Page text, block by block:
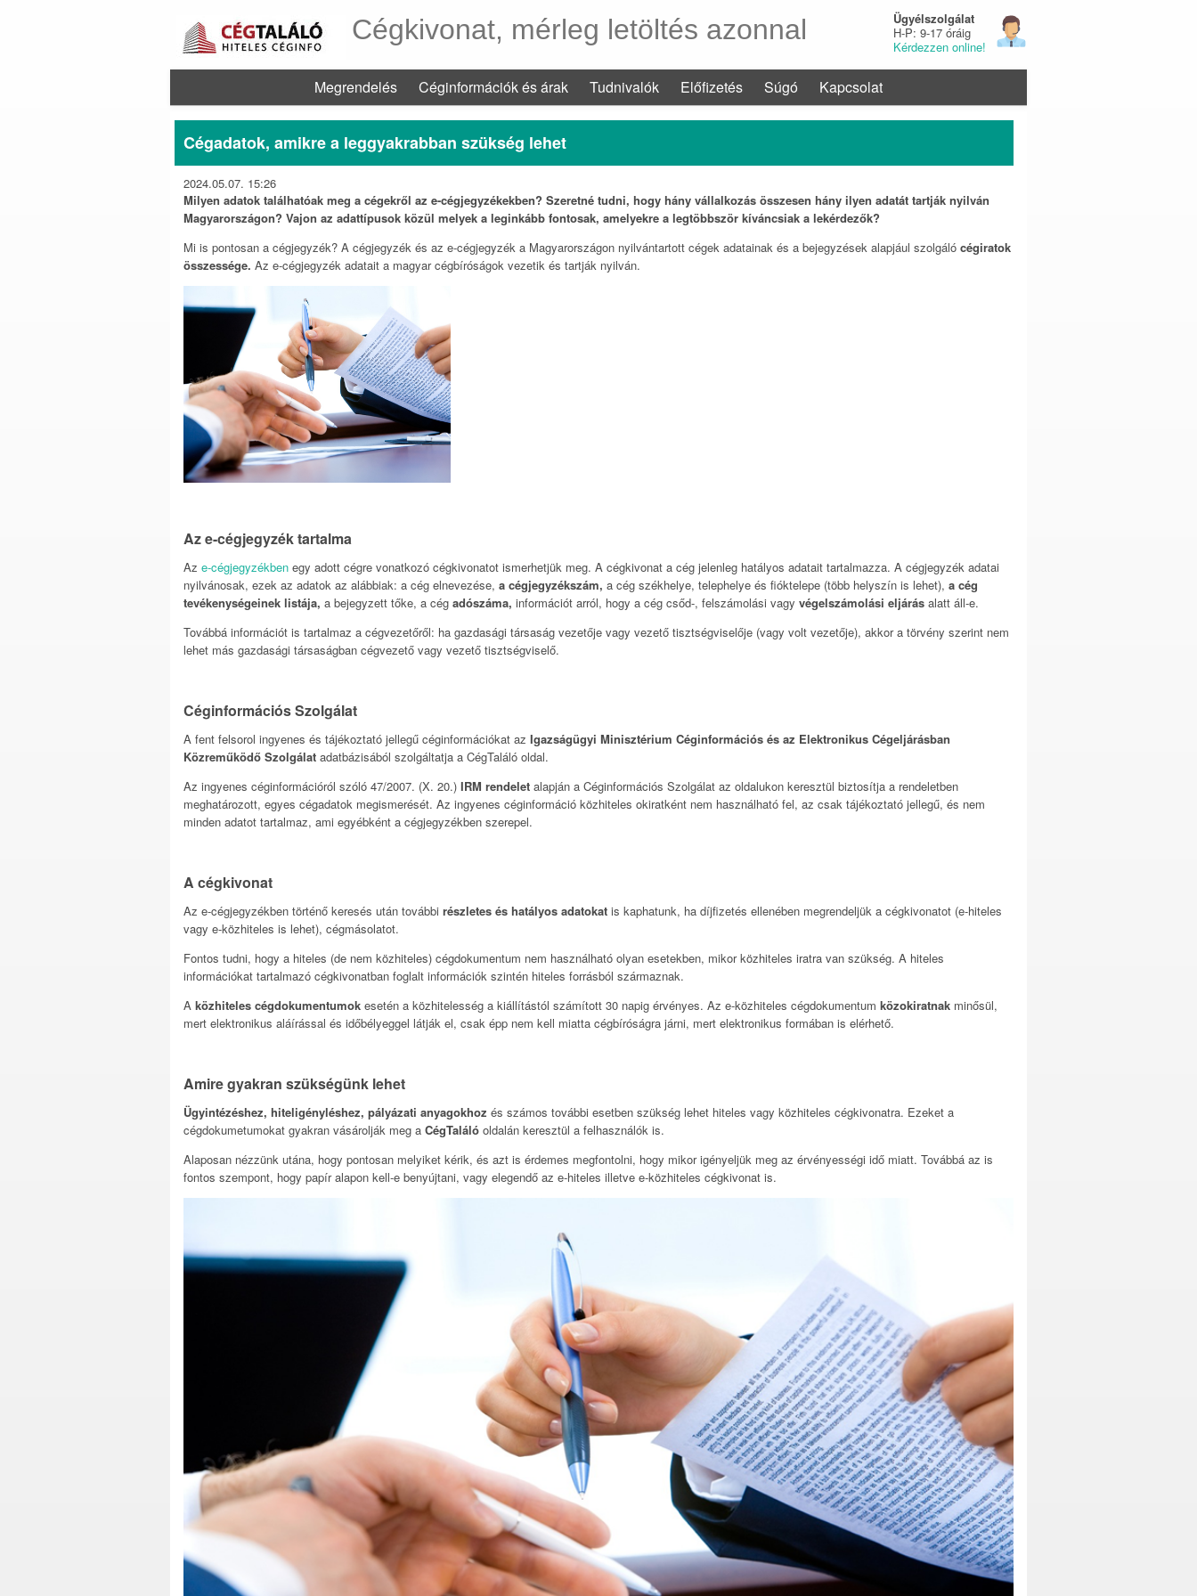
Cégkivonat, mérleg letöltés azonnal
Ügyélszolgálat
H-P: 9-17 óráig
Kérdezzen online!
Megrendelés Céginformációk és árak Tudnivalók Előfizetés Súgó Kapcsolat
Cégadatok, amikre a leggyakrabban szükség lehet
2024.05.07. 15:26
Milyen adatok találhatóak meg a cégekről az e-cégjegyzékekben? Szeretné tudni, hogy hány vállalkozás összesen hány ilyen adatát tartják nyilván
Magyarországon? Vajon az adattípusok közül melyek a leginkább fontosak, amelyekre a legtöbbször kíváncsiak a lekérdezők?
Mi is pontosan a cégjegyzék? A cégjegyzék és az e-cégjegyzék a Magyarországon nyilvántartott cégek adatainak és a bejegyzések alapjául szolgáló cégiratok
összessége. Az e-cégjegyzék adatait a magyar cégbíróságok vezetik és tartják nyilván.
Az e-cégjegyzék tartalma
Az e-cégjegyzékben egy adott cégre vonatkozó cégkivonatot ismerhetjük meg. A cégkivonat a cég jelenleg hatályos adatait tartalmazza. A cégjegyzék adatai
nyilvánosak, ezek az adatok az alábbiak: a cég elnevezése, a cégjegyzékszám, a cég székhelye, telephelye és fióktelepe (több helyszín is lehet), a cég
tevékenységeinek listája, a bejegyzett tőke, a cég adószáma, információt arról, hogy a cég csőd-, felszámolási vagy végelszámolási eljárás alatt áll-e.
Továbbá információt is tartalmaz a cégvezetőről: ha gazdasági társaság vezetője vagy vezető tisztségviselője (vagy volt vezetője), akkor a törvény szerint nem
lehet más gazdasági társaságban cégvezető vagy vezető tisztségviselő.
Céginformációs Szolgálat
A fent felsorol ingyenes és tájékoztató jellegű céginformációkat az Igazságügyi Minisztérium Céginformációs és az Elektronikus Cégeljárásban
Közreműködő Szolgálat adatbázisából szolgáltatja a CégTaláló oldal.
Az ingyenes céginformációról szóló 47/2007. (X. 20.) IRM rendelet alapján a Céginformációs Szolgálat az oldalukon keresztül biztosítja a rendeletben
meghatározott, egyes cégadatok megismerését. Az ingyenes céginformáció közhiteles okiratként nem használható fel, az csak tájékoztató jellegű, és nem
minden adatot tartalmaz, ami egyébként a cégjegyzékben szerepel.
A cégkivonat
Az e-cégjegyzékben történő keresés után további részletes és hatályos adatokat is kaphatunk, ha díjfizetés ellenében megrendeljük a cégkivonatot (e-hiteles
vagy e-közhiteles is lehet), cégmásolatot.
Fontos tudni, hogy a hiteles (de nem közhiteles) cégdokumentum nem használható olyan esetekben, mikor közhiteles iratra van szükség. A hiteles
információkat tartalmazó cégkivonatban foglalt információk szintén hiteles forrásból származnak.
A közhiteles cégdokumentumok esetén a közhitelesség a kiállítástól számított 30 napig érvényes. Az e-közhiteles cégdokumentum közokiratnak minősül,
mert elektronikus aláírással és időbélyeggel látják el, csak épp nem kell miatta cégbíróságra járni, mert elektronikus formában is elérhető.
Amire gyakran szükségünk lehet
Ügyintézéshez, hiteligényléshez, pályázati anyagokhoz és számos további esetben szükség lehet hiteles vagy közhiteles cégkivonatra. Ezeket a
cégdokumetumokat gyakran vásárolják meg a CégTaláló oldalán keresztül a felhasználók is.
Alaposan nézzünk utána, hogy pontosan melyiket kérik, és azt is érdemes megfontolni, hogy mikor igényeljük meg az érvényességi idő miatt. Továbbá az is
fontos szempont, hogy papír alapon kell-e benyújtani, vagy elegendő az e-hiteles illetve e-közhiteles cégkivonat is.